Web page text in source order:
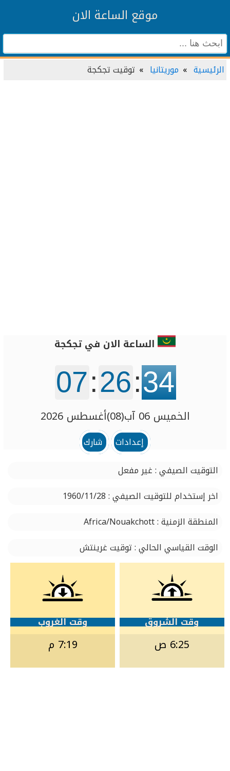
موقع الساعة الان
الرئيسية موريتانيا توقيت تجكجة
الساعة الان في تجكجة
07:26:34
الخميس 06 آب(08)أغسطس 2026
إعدادات
شارك
التوقيت الصيفي : غير مفعل
اخر إستخدام للتوقيت الصيفي : 1960/11/28
المنطقة الزمنية : Africa/Nouakchott
الوقت القياسي الحالي : توقيت غرينتش
وقت الشروق
6:25 ص
وقت الغروب
7:19 م